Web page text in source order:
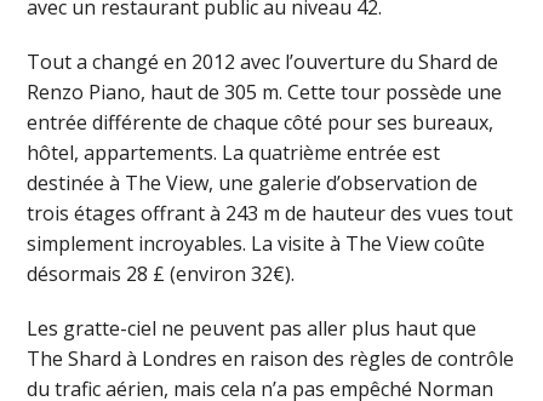
avec un restaurant public au niveau 42.
Tout a changé en 2012 avec l’ouverture du Shard de
Renzo Piano, haut de 305 m. Cette tour possède une
entrée différente de chaque côté pour ses bureaux,
hôtel, appartements. La quatrième entrée est
destinée à The View, une galerie d’observation de
trois étages offrant à 243 m de hauteur des vues tout
simplement incroyables. La visite à The View coûte
désormais 28 £ (environ 32€).
Les gratte-ciel ne peuvent pas aller plus haut que
The Shard à Londres en raison des règles de contrôle
du trafic aérien, mais cela n’a pas empêché Norman